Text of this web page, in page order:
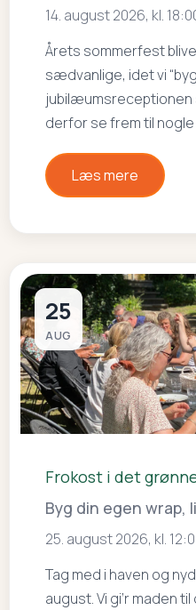
14. august 2026, kl.
Årets sommerfest
sædvanlige, idet vi
jubilæumsreceptionen
derfor se frem til nogle
Læs mere
25
AUG
Frokost i det
Byg din egen wrap,
25. august 2026, kl.
Tag med i haven og
august. Vi gi’r maden